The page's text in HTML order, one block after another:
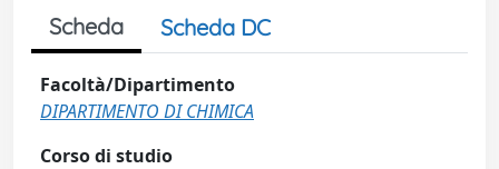
Scheda Scheda DC
Facoltà/Dipartimento
DIPARTIMENTO DI CHIMICA
Corso di studio